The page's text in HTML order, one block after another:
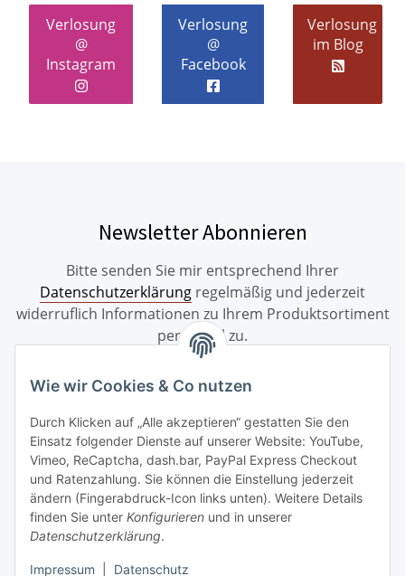
Verlosung
@
Instagram
Verlosung
@
Facebook
Verlosung
im Blog
Newsletter Abonnieren
Bitte senden Sie mir entsprechend Ihrer
Datenschutzerklärung regelmäßig und jederzeit
widerruflich Informationen zu Ihrem Produktsortiment
per E-Mail zu.
Informationen
Bestellung widerrufen
Gesetzliche Informationen
Wie wir Cookies & Co nutzen
Durch Klicken auf „Alle akzeptieren“ gestatten Sie den
Einsatz folgender Dienste auf unserer Website: YouTube,
Vimeo, ReCaptcha, dash.bar, PayPal Express Checkout
und Ratenzahlung. Sie können die Einstellung jederzeit
ändern (Fingerabdruck-Icon links unten). Weitere Details
finden Sie unter Konfigurieren und in unserer
Datenschutzerklärung.
Impressum Datenschutz